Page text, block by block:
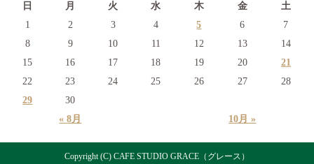
日 月 火 水 木 金 土
« 8月 10月 »
1 2 3 4 5 6
7
8
9 10 11 12 13
14
15
16 17 18 19 20
21
22
23 24 25 26 27
28
29
30
Copyright (C) CAFE STUDIO GRACE（グレース）